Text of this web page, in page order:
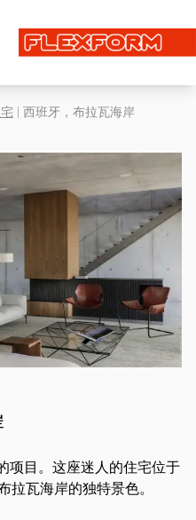
| 西班牙，布拉瓦海岸
项目。这座迷人的住宅位于
拉瓦海岸的独特景色。